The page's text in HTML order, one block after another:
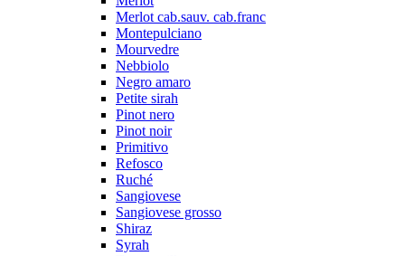
Merlot cab.sauv. cab.franc
Montepulciano
Mourvedre
Nebbiolo
Negro amaro
Petite sirah
Pinot nero
Pinot noir
Primitivo
Refosco
Ruché
Sangiovese
Sangiovese grosso
Shiraz
Syrah